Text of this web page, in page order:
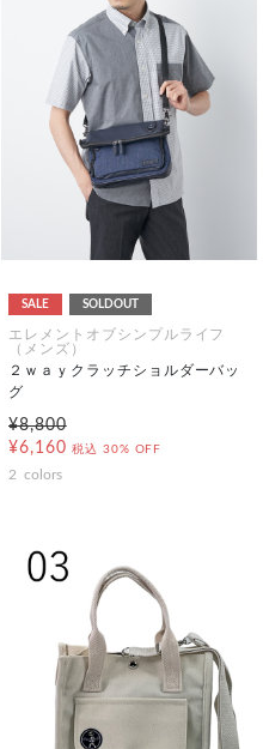
SALE SOLDOUT
エレメントオブシンプルライフ
（メンズ）
２ｗａｙクラッチショルダーバッ
グ
¥8,800
¥6,160 税込 30% OFF
2 colors